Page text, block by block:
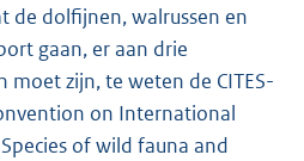
1
K
b
de dolfijnen, walrussen en
gaan, er aan drie
zijn, te weten de CITES-
on International
of wild fauna and